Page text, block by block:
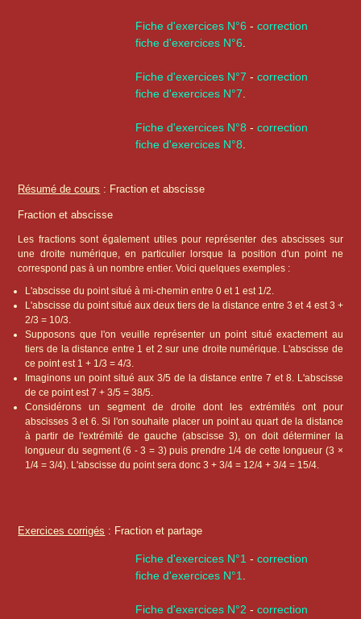
Fiche d'exercices N°6 - correction
fiche d'exercices N°6
Fiche d'exercices N°7 - correction
fiche d'exercices N°7
Fiche d'exercices N°8 - correction
fiche d'exercices N°8
Résumé de cours : Fraction et abscisse
Fraction et abscisse
Les fractions sont également utiles pour représenter des abscisses sur
une droite numérique, en particulier lorsque la position d'un point ne
correspond pas à un nombre entier. Voici quelques exemples :
L'abscisse du point situé à mi-chemin entre 0 et 1 est 1/2.
L'abscisse du point situé aux deux tiers de la distance entre 3 et 4 est 3 +
2/3 = 10/3.
Supposons que l'on veuille représenter un point situé exactement au
tiers de la distance entre 1 et 2 sur une droite numérique. L'abscisse de
ce point est 1 + 1/3 = 4/3.
Imaginons un point situé aux 3/5 de la distance entre 7 et 8. L'abscisse
de ce point est 7 + 3/5 = 38/5.
Considérons un segment de droite dont les extrémités ont pour
abscisses 3 et 6. Si l'on souhaite placer un point au quart de la distance
à partir de l'extrémité de gauche (abscisse 3), on doit déterminer la
longueur du segment (6 - 3 = 3) puis prendre 1/4 de cette longueur (3 ×
1/4 = 3/4). L'abscisse du point sera donc 3 + 3/4 = 12/4 + 3/4 = 15/4.
Exercices corrigés : Fraction et partage
Fiche d'exercices N°1 - correction
fiche d'exercices N°1
Fiche d'exercices N°2 - correction